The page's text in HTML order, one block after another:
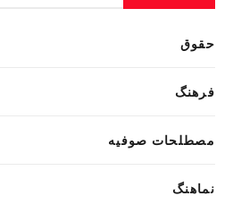
حقوق
فرهنگ
مصطلحات صوفیه
نماهنگ